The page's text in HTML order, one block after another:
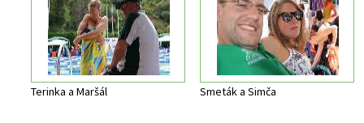
Terinka a Maršál Smeták a Simča